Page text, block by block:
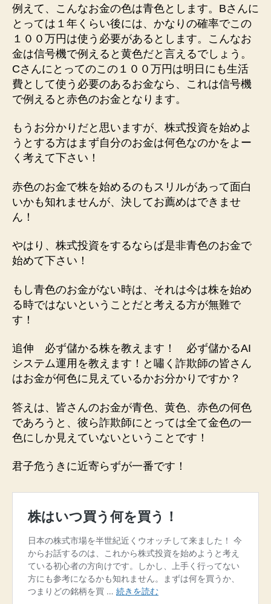
例えて、こんなお金の色は青色とします。Bさんに
とっては１年くらい後には、かなりの確率でこの
１００万円は使う必要があるとします。こんなお
金は信号機で例えると黄色だと言えるでしょう。
Cさんにとってのこの１００万円は明日にも生活
費として使う必要のあるお金なら、これは信号機
で例えると赤色のお金となります。
もうお分かりだと思いますが、株式投資を始めよ
うとする方はまず自分のお金は何色なのかをよー
く考えて下さい！
赤色のお金で株を始めるのもスリルがあって面白
いかも知れませんが、決してお薦めはできませ
ん！
やはり、株式投資をするならば是非青色のお金で
始めて下さい！
もし青色のお金がない時は、それは今は株を始め
る時ではないということだと考える方が無難で
す！
追伸 必ず儲かる株を教えます！ 必ず儲かるAI
システム運用を教えます！と嘯く詐欺師の皆さん
はお金が何色に見えているかお分かりですか？
答えは、皆さんのお金が青色、黄色、赤色の何色
であろうと、彼ら詐欺師にとっては全て金色の一
色にしか見えていないということです！
君子危うきに近寄らずが一番です！